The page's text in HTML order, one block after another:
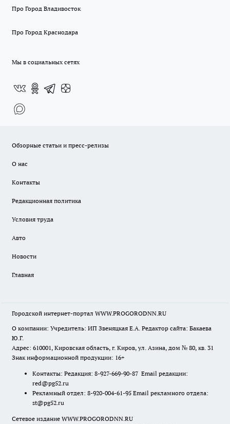
Про Город Владивосток
Про Город Краснодара
Мы в социальных сетях
Обзорные статьи и пресс-релизы
О нас
Контакты
Редакционная политика
Условия труда
Авто
Новости
Главная
Городской интернет-портал WWW.PROGORODNN.RU
О компании: Учредитель: ИП Звеняцкая Е.А. Редактор сайта: Бакаева
Ю.Г.
Адрес: 610001, Кировская область, г. Киров, ул. Азина, дом № 80, кв. 31
Знак информационной продукции: 16+
Контакты: Редакция: 8-927-669-90-87 Email редакции:
red@pg52.ru
Рекламный отдел: 8-920-004-61-95 Email рекламного отдела:
st@pg52.ru
Сетевое издание WWW.PROGORODNN.RU